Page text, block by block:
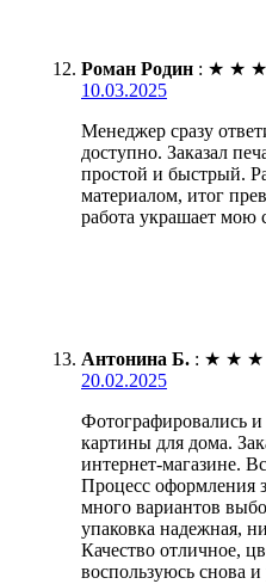
Роман Родин : ★ ★ ★
10.03.2025
Менеджер сразу
доступно. Заказал
простой и быстрый.
материалом, итог
работа украшает мою
Антонина Б. : ★ ★ ★
20.02.2025
Фотографировались
картины для дома.
интернет-магазине.
Процесс оформления
много вариантов
упаковка надежная,
Качество отличное,
воспользуюсь снова